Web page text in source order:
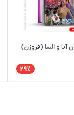
آنا و السا (فروزن)
29٪